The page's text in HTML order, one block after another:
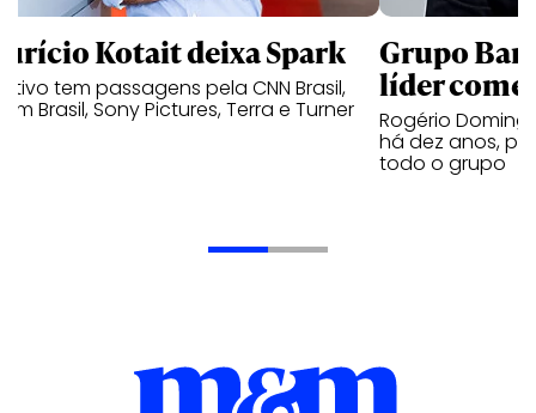
Kotait deixa Spark
tem passagens pela CNN Brasil,
Brasil, Sony Pictures, Terra e Turner
Grupo
líder
Rogério
há dez anos,
todo o grupo